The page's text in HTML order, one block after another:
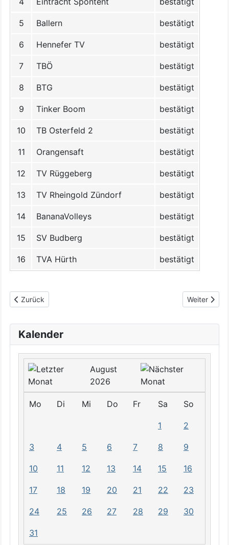
Kalender
August
2026
Mo Di Mi Do Fr Sa So
1 2
3 4 5 6 7 8 9
10 11 12 13 14 15 16
17 18 19 20 21 22 23
24 25 26 27 28 29 30
31
5 Ballern bestätigt
6 Hennefer TV bestätigt
7 TBÖ bestätigt
8 BTG bestätigt
9 Tinker Boom bestätigt
10 TB Osterfeld 2 bestätigt
11 Orangensaft bestätigt
12 TV Rüggeberg bestätigt
13 TV Rheingold Zündorf bestätigt
14 BananaVolleys bestätigt
15 SV Budberg bestätigt
16 TVA Hürth bestätigt
Vorheriger Beitrag: Ergebnisse
Zurück Nächster
Weiter